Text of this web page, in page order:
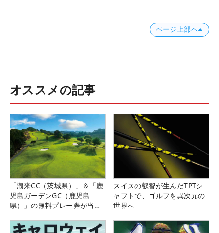
ページ上部へ
オススメの記事
「潮来CC（茨城県）」＆「鹿
児島ガーデンGC（鹿児島
県）」の無料プレー券が当た
スイスの叡智が生んだTPTシ
ャフトで、ゴルフを異次元の
世界へ